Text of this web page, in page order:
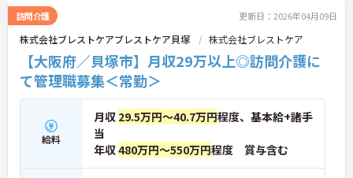
訪問介護 更新日：2026年04月09日
株式会社ブレストケアブレストケア貝塚 株式会社ブレストケア
【大阪府／貝塚市】月収29万以上◎訪問介護に
て管理職募集＜常勤＞
給料
月収 29.5万円～40.7万円程度、基本給+諸手
当
年収480万円～550万円程度 賞与含む